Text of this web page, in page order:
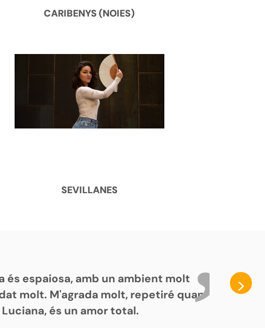
CARIBENYS (NOIES)
SEVILLANES
és espaiosa, amb un ambient molt
molt. M'agrada molt, repetiré quan
és un amor total.
>